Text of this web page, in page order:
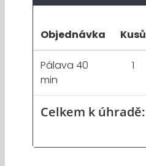
Objednávka Kusů
Pálava 40
min
1
Celkem k úhradě: